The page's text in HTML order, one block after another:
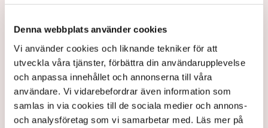
Denna webbplats använder cookies
Vi använder cookies och liknande tekniker för att
utveckla våra tjänster, förbättra din användarupplevelse
och anpassa innehållet och annonserna till våra
användare. Vi vidarebefordrar även information som
samlas in via cookies till de sociala medier och annons-
och analysföretag som vi samarbetar med. Läs mer på
Sveriges VM-resa är över men landets krögare kan
se tillbaka på ett mästerskap fyllt av glädje. Från norr
till söder har supportrar rusat till barer och
restauranger för att se Sveriges matcher.
1 month ago | Av: Johanna Allhorn